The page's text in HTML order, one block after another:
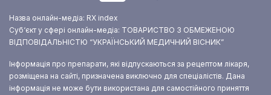
Назва онлайн-медіа: RX index
Суб‘єкт у сфері онлайн-медіа: ТОВАРИСТВО З ОБМЕЖЕНОЮ
ВІДПОВІДАЛЬНІСТЮ “УКРАЇНСЬКИЙ МЕДИЧНИЙ ВІСНИК”
Інформація про препарати, які відпускаються за рецептом лікаря,
розміщена на сайті, призначена виключно для спеціалістів. Дана
інформація не може бути використана для самостійного приняття